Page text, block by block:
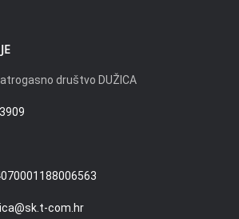
društvo DUŽICA
com.hr